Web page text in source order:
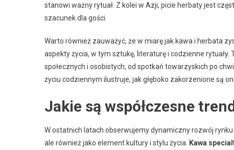
stanowi ważny rytuał. Z kolei w Azji, picie herbaty jest
szacunek dla gości.
Warto również zauważyć, że w miarę jak kawa i herbata
aspekty życia, w tym sztukę, literaturę i codzienne
społecznych i osobistych, od spotkań towarzyskich po
życiu codziennym ilustruje, jak głęboko zakorzenione są
Jakie są współczesne
W ostatnich latach obserwujemy dynamiczny rozwój
ale również jako element kultury i stylu życia.
Kawa